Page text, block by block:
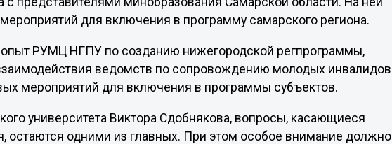
для включения в программу самарского региона.
опыт РУМЦ НГПУ по созданию нижегородской регпрограммы,
ведомств по сопровождению молодых инвалидов
мероприятий для включения в программы субъектов.
университета Виктора Сдобнякова, вопросы, касающиеся
остаются одними из главных. При этом особое внимание должно